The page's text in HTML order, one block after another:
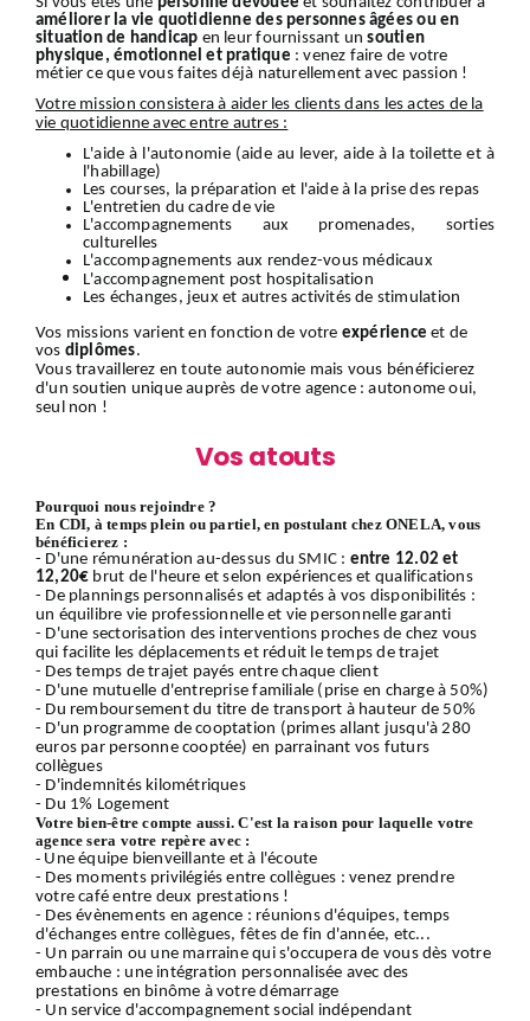
améliorer la vie quotidienne des personnes âgées ou en
situation de handicap en leur fournissant unsoutien
physique, émotionnel et pratique : venez faire de votre
métier ce que vous faites déjà naturellement avec passion !
Votre mission consistera à aider les clients dans les actes de la
vie quotidienne avec entre autres :
L'aide à l'autonomie (aide au lever, aide à la toilette et à
l'habillage)
Les courses, la préparation et l'aide à la prise des repas
L'entretien du cadre de vie
L'accompagnements aux promenades, sorties
culturelles
L'accompagnements aux rendez-vous médicaux
L'accompagnement post hospitalisation
Les échanges, jeux et autres activités de stimulation
Vos missions varient en fonction de votre expérience et de
vos diplômes.
Vous travaillerez en toute autonomie mais vous bénéficierez
d'un soutien unique auprès de votre agence : autonome oui,
seul non !
Vos atouts
Pourquoi nous rejoindre ?
En CDI, à temps plein ou partiel, en postulant chez ONELA, vous
bénéficierez :
- D'une rémunération au-dessus du SMIC : entre 12.02 et
12,20€ brut de l'heure et selon expériences et qualifications
- De plannings personnalisés et adaptés à vos disponibilités :
un équilibre vie professionnelle et vie personnelle garanti
- D'une sectorisation des interventions proches de chez vous
qui facilite les déplacements et réduit le temps de trajet
- Des temps de trajet payés entre chaque client
- D'une mutuelle d'entreprise familiale (prise en charge à 50%)
- Du remboursement du titre de transport à hauteur de 50%
- D'un programme de cooptation (primes allant jusqu'à 280
euros par personne cooptée) en parrainant vos futurs
collègues
- D'indemnités kilométriques
- Du 1% Logement
Votre bien-être compte aussi. C'est la raison pour laquelle votre
agence sera votre repère avec :
- Une équipe bienveillante et à l'écoute
- Des moments privilégiés entre collègues : venez prendre
votre café entre deux prestations !
- Des évènements en agence : réunions d'équipes, temps
d'échanges entre collègues, fêtes de fin d'année, etc...
- Un parrain ou une marraine qui s'occupera de vous dès votre
embauche : une intégration personnalisée avec des
prestations en binôme à votre démarrage
- Un service d'accompagnement social indépendant